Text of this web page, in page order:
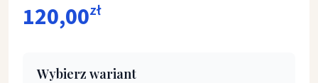
120,00zł
Wybierz wariant